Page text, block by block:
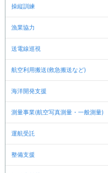
操縦訓練
漁業協力
送電線巡視
航空利用搬送(救急搬送など)
海洋開発支援
測量事業(航空写真測量・一般測量)
運航受託
整備支援